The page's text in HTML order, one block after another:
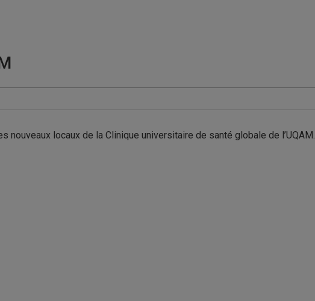
locaux de la Clinique universitaire de santé globale de l’UQAM.